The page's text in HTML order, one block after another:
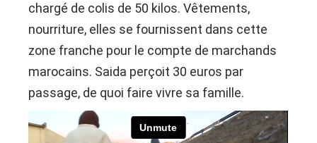
chargé de colis de 50 kilos. Vêtements,
nourriture, elles se fournissent dans cette
zone franche pour le compte de marchands
marocains. Saida perçoit 30 euros par
passage, de quoi faire vivre sa famille.